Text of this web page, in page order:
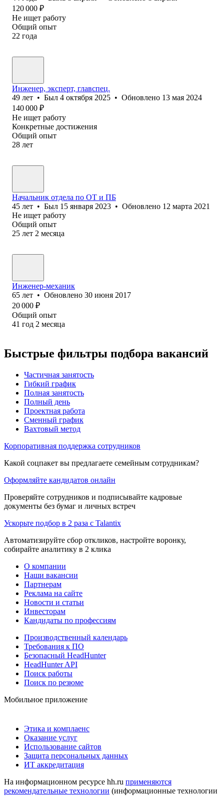
120 000 ₽
Не ищет работу
Общий опыт
22 года
Инженер, эксперт, главспец.
49 лет • Был 4 октября 2025 • Обновлено 13 мая 2024
140 000 ₽
Не ищет работу
Конкретные достижения
Общий опыт
28 лет
Начальник отдела по ОТ и ПБ
45 лет • Был 15 января 2023 • Обновлено 12 марта 2021
Не ищет работу
Общий опыт
25 лет 2 месяца
Инженер-механик
65 лет • Обновлено 30 июня 2017
20 000 ₽
Общий опыт
41 год 2 месяца
Быстрые фильтры подбора вакансий
Частичная занятость
Гибкий график
Полная занятость
Полный день
Проектная работа
Сменный график
Вахтовый метод
Корпоративная поддержка сотрудников
Какой соцпакет вы предлагаете семейным сотрудникам?
Оформляйте кандидатов онлайн
Проверяйте сотрудников и подписывайте кадровые
документы без бумаг и личных встреч
Ускорьте подбор в 2 раза с Talantix
Автоматизируйте сбор откликов, настройте воронку,
собирайте аналитику в 2 клика
О компании
Наши вакансии
Партнерам
Реклама на сайте
Новости и статьи
Инвесторам
Кандидаты по профессиям
Производственный календарь
Требования к ПО
Безопасный HeadHunter
HeadHunter API
Поиск работы
Поиск по резюме
Мобильное приложение
Этика и комплаенс
Оказание услуг
Использование сайтов
Защита персональных данных
ИТ аккредитация
На информационном ресурсе hh.ru применяются
рекомендательные технологии (информационные технологии